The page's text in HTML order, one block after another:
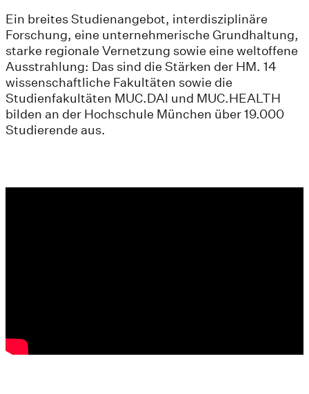
Ein breites Studienangebot, interdisziplinäre
Forschung, eine unternehmerische Grundhaltung,
starke regionale Vernetzung sowie eine weltoffene
Ausstrahlung: Das sind die Stärken der HM. 14
wissenschaftliche Fakultäten sowie die
Studienfakultäten MUC.DAI und MUC.HEALTH
bilden an der Hochschule München über 19.000
Studierende aus.